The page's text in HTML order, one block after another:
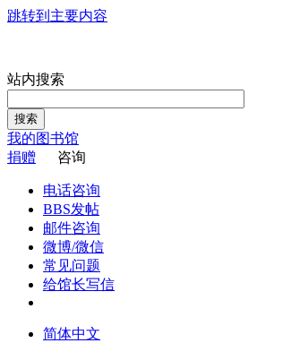
跳转到主要内容
站内搜索
搜索
我的图书馆
捐赠
咨询
电话咨询
BBS发帖
邮件咨询
微博/微信
常见问题
给馆长写信
简体中文